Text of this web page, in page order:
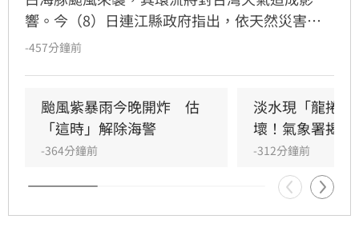
響。今（8）日連江縣政府指出，依天然災害停
止上班及上課作業辦法規定，得發布停止上班及
地區9日雨量雖未及標準，但風速預測平均風力5-
6級轉6-7級、陣風可達8-9級轉9-10級，已達停班
課標準，因此明（9）日停止上班上課。
-457分鐘前
颱風紫暴雨今晚開炸　估
「這時」解除海警
-364分鐘前
淡水現「龍捲
壞！氣象署揭真
-312分鐘前